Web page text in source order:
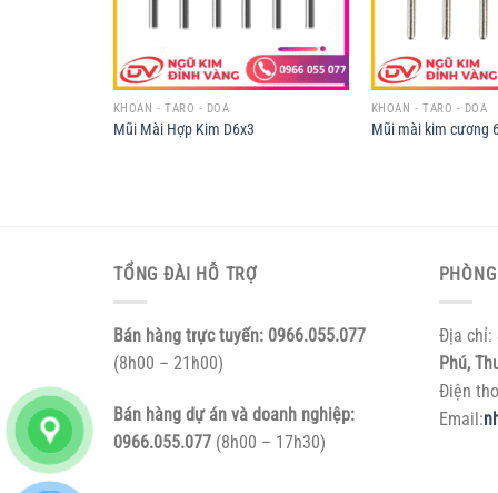
KHOAN - TARO - DOA
Mũi Mài Hợp Kim D6x3
KHOAN - TARO - DOA
Mũi mài kim cương
TỔNG ĐÀI HỖ TRỢ
Bán hàng trực tuyến: 0966.055.077
(8h00 – 21h00)
Bán hàng dự án và doanh nghiệp:
0966.055.077 (8h00 – 17h30)
Địa chỉ:
Phú,
Điện
Email: